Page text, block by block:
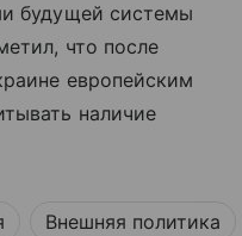
будущей системы
что после
европейским
наличие
Внешняя политика